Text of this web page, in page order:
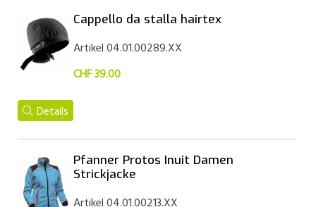
Cappello da stalla hairtex
Artikel 04.01.00289.XX
CHF 39.00
Details
Pfanner Protos Inuit Damen
Strickjacke